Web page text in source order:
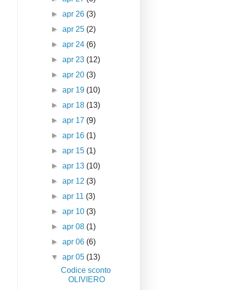
►apr 26 (3)
►apr 25 (2)
►apr 24 (6)
►apr 23 (12)
►apr 20 (3)
►apr 19 (10)
►apr 18 (13)
►apr 17 (9)
►apr 16 (1)
►apr 15 (1)
►apr 13 (10)
►apr 12 (3)
►apr 11 (3)
►apr 10 (3)
►apr 08 (1)
►apr 06 (6)
▼apr 05 (13)
Codice sconto
OLIVIERO